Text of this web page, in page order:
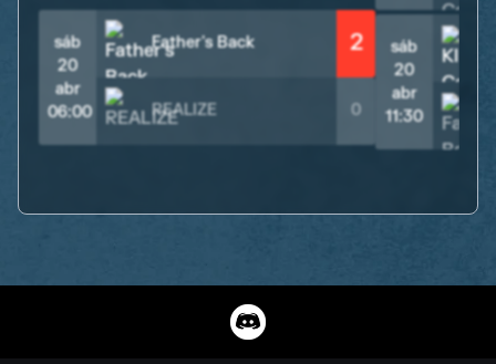
sáb
20
abr
06:00
Father's Back 2
REALIZE 0
sáb
20
abr
11:30